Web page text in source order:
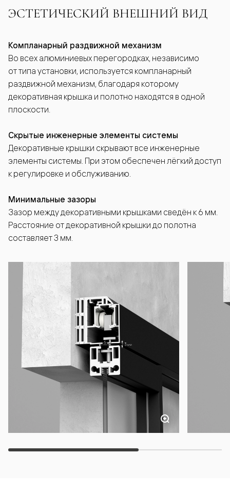
ЭСТЕТИЧЕСКИЙ ВНЕШНИЙ ВИД
Компланарный раздвижной механизм
Во всех алюминиевых перегородках, независимо
от типа установки, используется компланарный
раздвижной механизм, благодаря которому
декоративная крышка и полотно находятся в одной
плоскости.
Скрытые инженерные элементы системы
Декоративные крышки скрывают все инженерные
элементы системы. При этом обеспечен лёгкий доступ
к регулировке и обслуживанию.
Минимальные зазоры
Зазор между декоративными крышками сведён к 6 мм.
Расстояние от декоративной крышки до полотна
составляет 3 мм.